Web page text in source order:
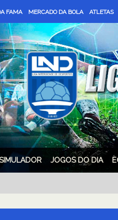
FAMA MERCADO DA BOLA ATLETAS
JOGOS DO DIA